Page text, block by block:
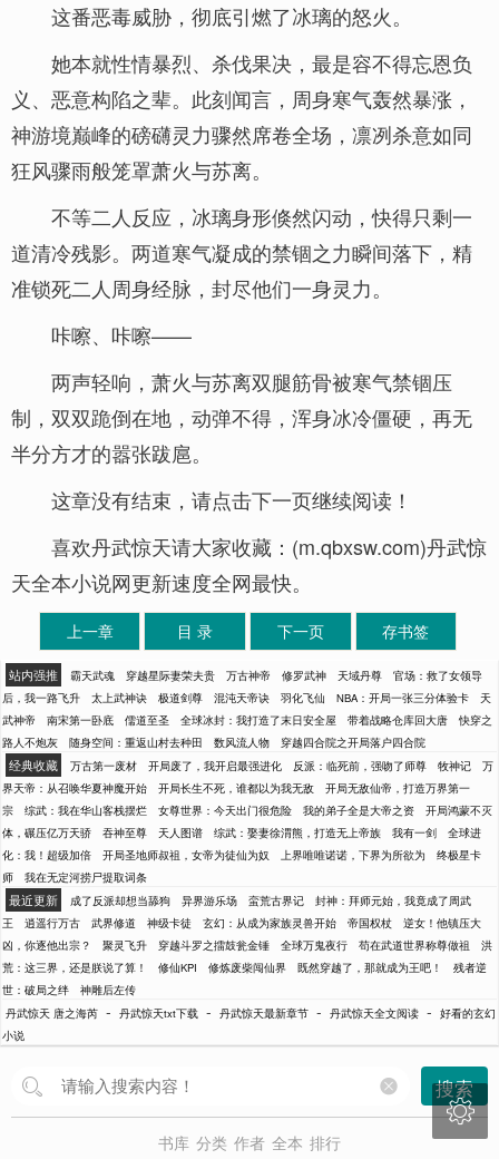
这番恶毒威胁，彻底引燃了冰璃的怒火。
她本就性情暴烈、杀伐果决，最是容不得忘恩负
义、恶意构陷之辈。此刻闻言，周身寒气轰然暴涨，
神游境巅峰的磅礴灵力骤然席卷全场，凛冽杀意如同
狂风骤雨般笼罩萧火与苏离。
不等二人反应，冰璃身形倏然闪动，快得只剩一
道清冷残影。两道寒气凝成的禁锢之力瞬间落下，精
准锁死二人周身经脉，封尽他们一身灵力。
咔嚓、咔嚓——
两声轻响，萧火与苏离双腿筋骨被寒气禁锢压
制，双双跪倒在地，动弹不得，浑身冰冷僵硬，再无
半分方才的嚣张跋扈。
这章没有结束，请点击下一页继续阅读！
喜欢丹武惊天请大家收藏：(m.qbxsw.com)丹武惊
天全本小说网更新速度全网最快。
上一章 目 录 下一页 存书签
站内强推 霸天武魂 穿越星际妻荣夫贵 万古神帝 修罗武神 天域丹尊
官场：救了女领导
后，我一路飞升
太上武神诀 极道剑尊 混沌天帝诀 羽化飞仙 NBA：开局一张三分体验卡
天
武神帝
南宋第一卧底 儒道至圣 全球冰封：我打造了末日安全屋 带着战略仓库回大唐
快穿之
路人不炮灰
随身空间：重返山村去种田 数风流人物 穿越四合院之开局落户四合院
经典收藏 万古第一废材 开局废了，我开启最强进化 反派：临死前，强吻了师尊 牧神记
万
界天帝：从召唤华夏神魔开始
开局长生不死，谁都以为我无敌
开局无敌仙帝，打造万界第一
宗
综武：我在华山客栈摆烂 女尊世界：今天出门很危险 我的弟子全是大帝之资
开局鸿蒙不灭
体，碾压亿万天骄
吞神至尊 天人图谱 综武：娶妻徐渭熊，打造无上帝族 我有一剑
全球进
化：我！超级加倍
开局圣地师叔祖，女帝为徒仙为奴 上界唯唯诺诺，下界为所欲为
终极星卡
师
我在无定河捞尸提取词条
最近更新 成了反派却想当舔狗 异界游乐场 蛮荒古界记
封神：拜师元始，我竟成了周武
王
逍遥行万古 武界修道 神级卡徒 玄幻：从成为家族灵兽开始 帝国权杖
逆女！他镇压大
凶，你逐他出宗？
聚灵飞升 穿越斗罗之擂鼓瓮金锤 全球万鬼夜行 苟在武道世界称尊做祖
洪
荒：这三界，还是朕说了算！
修仙KPI 修炼废柴闯仙界 既然穿越了，那就成为王吧！
残者逆
世：破局之绊
神雕后左传
丹武惊天 唐之海芮 - 丹武惊天txt下载 - 丹武惊天最新章节 - 丹武惊天全文阅读 - 好看的玄幻
小说
搜索
书库 分类 作者 全本 排行
